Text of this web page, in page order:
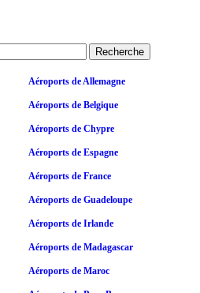
Aéroports de Allemagne
Aéroports de Belgique
Aéroports de Chypre
Aéroports de Espagne
Aéroports de France
Aéroports de Guadeloupe
Aéroports de Irlande
Aéroports de Madagascar
Aéroports de Maroc